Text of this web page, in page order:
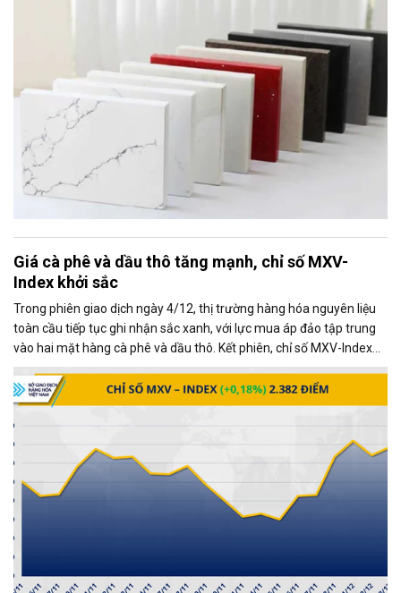
Giá cà phê và dầu thô tăng mạnh, chỉ số MXV-
Index khởi sắc
Trong phiên giao dịch ngày 4/12, thị trường hàng hóa nguyên liệu
toàn cầu tiếp tục ghi nhận sắc xanh, với lực mua áp đảo tập trung
vào hai mặt hàng cà phê và dầu thô. Kết phiên, chỉ số MXV-Index
tăng gần 0,2%, đạt 2.382 điểm, phản ánh xu hướng tích cực chung
của thị trường.